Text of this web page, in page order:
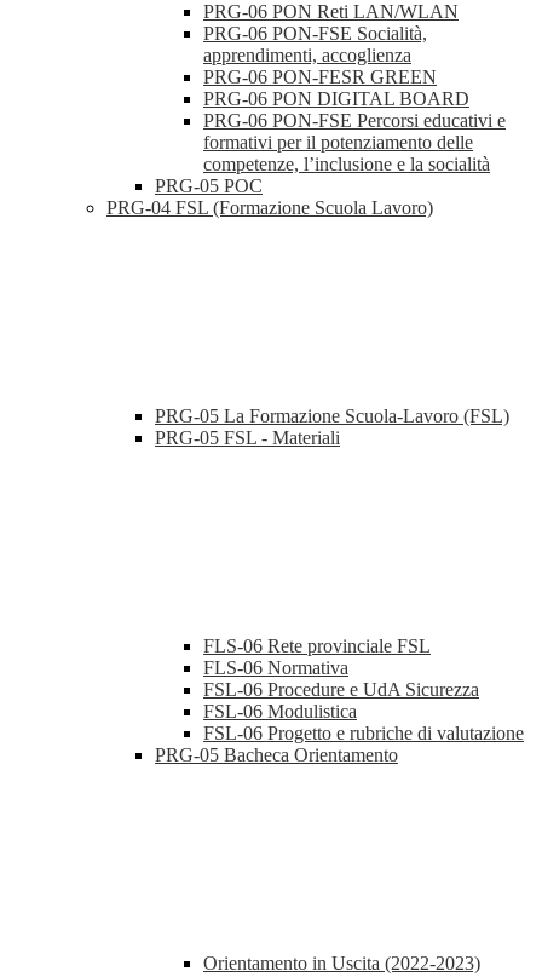
PRG-06 PON Reti LAN/WLAN
PRG-06 PON-FSE Socialità,
apprendimenti, accoglienza
PRG-06 PON-FESR GREEN
PRG-06 PON DIGITAL BOARD
PRG-06 PON-FSE Percorsi educativi e
formativi per il potenziamento delle
competenze, l’inclusione e la socialità
PRG-05 POC
PRG-04 FSL (Formazione Scuola Lavoro)
PRG-05 La Formazione Scuola-Lavoro (FSL)
PRG-05 FSL - Materiali
FLS-06 Rete provinciale FSL
FLS-06 Normativa
FSL-06 Procedure e UdA Sicurezza
FSL-06 Modulistica
FSL-06 Progetto e rubriche di valutazione
PRG-05 Bacheca Orientamento
Orientamento in Uscita (2022-2023)